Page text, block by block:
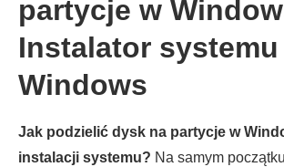
partycje w
Instalator systemu
Windows
Jak podzielić dysk na partycje w
instalacji systemu? Na samym